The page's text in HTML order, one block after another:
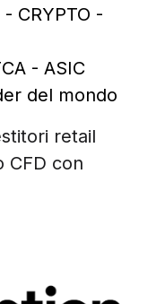
CRYPTO -
- ASIC
del mondo
retail
CFD con